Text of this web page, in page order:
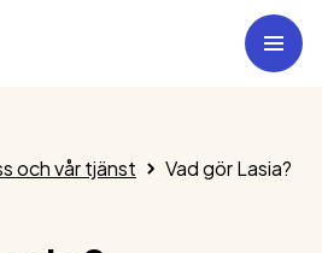
och vår tjänst Vad gör Lasia?